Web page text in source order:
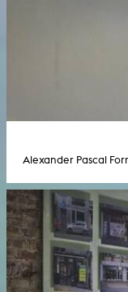
Alexander Pascal